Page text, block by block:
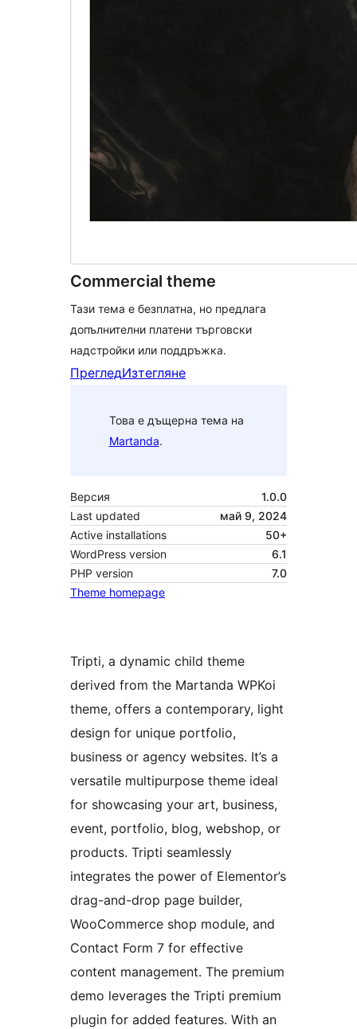
Commercial theme
Тази тема е безплатна, но предлага
допълнителни платени търговски
надстройки или поддръжка.
ПрегледИзтегляне
Това е дъщерна тема на
Martanda.
Версия
1.0.0
Last updated
май 9, 2024
Active installations
50+
WordPress version
6.1
PHP version
7.0
Theme homepage
Tripti, a dynamic child theme
derived from the Martanda WPKoi
theme, offers a contemporary, light
design for unique portfolio,
business or agency websites. It’s a
versatile multipurpose theme ideal
for showcasing your art, business,
event, portfolio, blog, webshop, or
products. Tripti seamlessly
integrates the power of Elementor’s
drag-and-drop page builder,
WooCommerce shop module, and
Contact Form 7 for effective
content management. The premium
demo leverages the Tripti premium
plugin for added features. With an